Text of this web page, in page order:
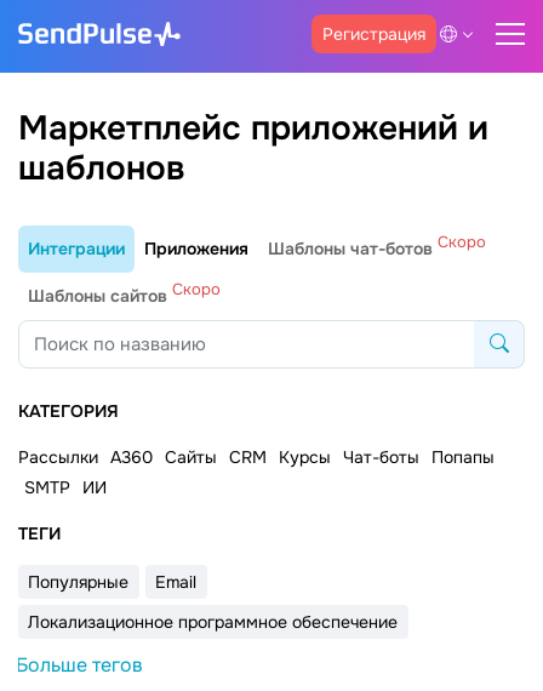
Регистрация
Маркетплейс приложений и
шаблонов
Интеграции Приложения Шаблоны чат-ботов Скоро
Шаблоны сайтов Скоро
КАТЕГОРИЯ
Рассылки A360 Сайты CRM Курсы Чат-боты
Попапы
SMTP
ИИ
ТЕГИ
Популярные
Email
Локализационное программное обеспечение
Больше тегов